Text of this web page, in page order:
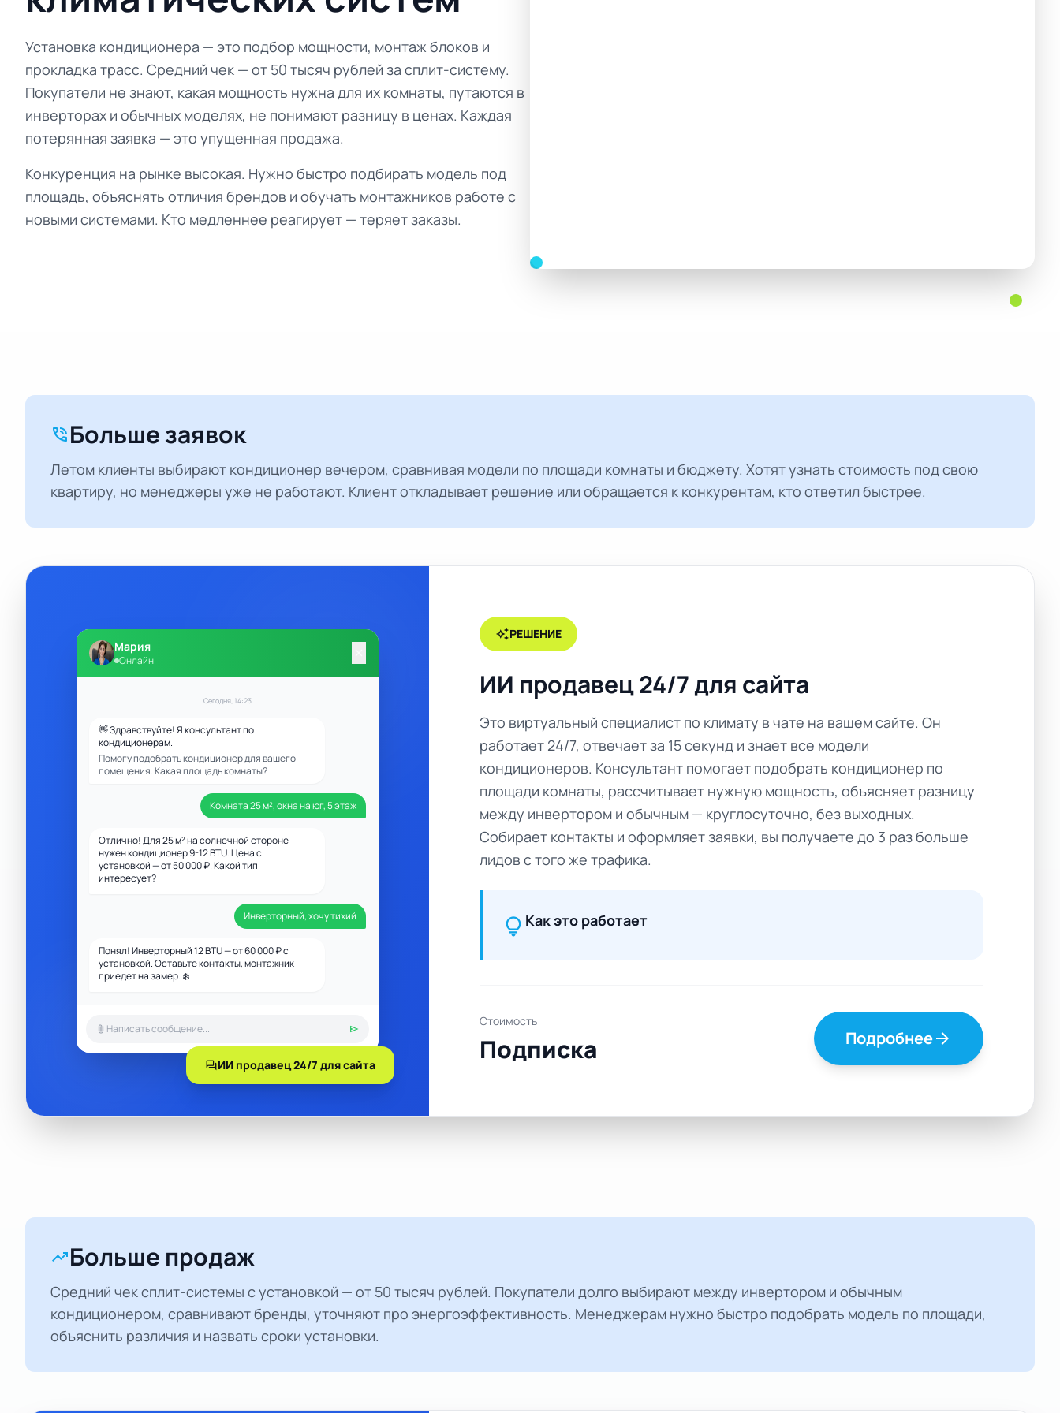
Установка кондиционера — это подбор мощности, монтаж блоков и
прокладка трасс. Средний чек — от 50 тысяч рублей за сплит-систему.
Покупатели не знают, какая мощность нужна для их комнаты, путаются в
инверторах и обычных моделях, не понимают разницу в ценах. Каждая
потерянная заявка — это упущенная продажа.
Конкуренция на рынке высокая. Нужно быстро подбирать модель под
площадь, объяснять отличия брендов и обучать монтажников работе с
новыми системами. Кто медленнее реагирует — теряет заказы.
phone_in_talkБольше заявок
Летом клиенты выбирают кондиционер вечером, сравнивая модели по площади комнаты и бюджету. Хотят узнать стоимость под свою
квартиру, но менеджеры уже не работают. Клиент откладывает решение или обращается к конкурентам, кто ответил быстрее.
Мария
Онлайн
Сегодня, 14:23
👋 Здравствуйте! Я консультант по
кондиционерам.
Помогу подобрать кондиционер для вашего
помещения. Какая площадь комнаты?
Комната 25 м², окна на юг, 5 этаж
Отлично! Для 25 м² на солнечной стороне
нужен кондиционер 9-12 BTU. Цена с
установкой — от 50 000 ₽. Какой тип
интересует?
Инверторный, хочу тихий
Понял! Инверторный 12 BTU — от 60 000 ₽ с
установкой. Оставьте контакты, монтажник
приедет на замер. ❄️
attach_file send
forumИИ продавец 24/7 для сайта
auto_awesomeРЕШЕНИЕ
ИИ продавец 24/7 для сайта
Это виртуальный специалист по климату в чате на вашем сайте. Он
работает 24/7, отвечает за 15 секунд и знает все модели
кондиционеров. Консультант помогает подобрать кондиционер по
площади комнаты, рассчитывает нужную мощность, объясняет разницу
между инвертором и обычным — круглосуточно, без выходных.
Собирает контакты и оформляет заявки, вы получаете до 3 раз больше
лидов с того же трафика.
lightbulb Как это работает
Стоимость
Подписка Подробнееarrow_forward
trending_upБольше продаж
Средний чек сплит-системы с установкой — от 50 тысяч рублей. Покупатели долго выбирают между инвертором и обычным
кондиционером, сравнивают бренды, уточняют про энергоэффективность. Менеджерам нужно быстро подобрать модель по площади,
объяснить различия и назвать сроки установки.